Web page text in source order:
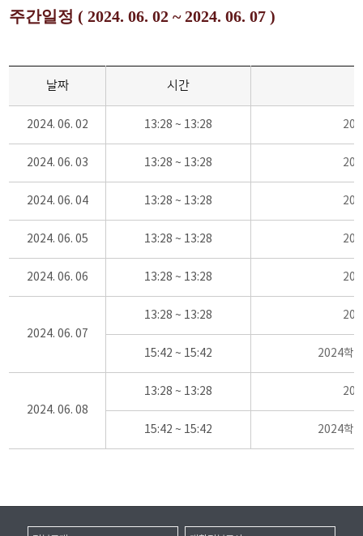
주간일정 ( 2024. 06. 02 ~ 2024. 06. 07 )
날짜 시간
2024. 06. 02 13:28 ~ 13:28
2024. 06. 03 13:28 ~ 13:28
2024. 06. 04 13:28 ~ 13:28
2024. 06. 05 13:28 ~ 13:28
2024. 06. 06 13:28 ~ 13:28
2024. 06. 07
13:28 ~ 13:28
15:42 ~ 15:42 2024학
2024. 06. 08
13:28 ~ 13:28
15:42 ~ 15:42 2024학